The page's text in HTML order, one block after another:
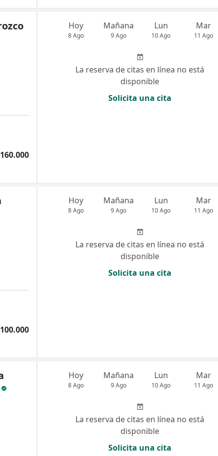
Hoy
8 Ago
Mañana
9 Ago
Lun
10 Ago
Mar
11 Ago
La reserva de citas en línea no está
disponible
Solicita una cita
Hoy
8 Ago
Mañana
9 Ago
Lun
10 Ago
Mar
11 Ago
La reserva de citas en línea no está
disponible
Solicita una cita
Hoy
8 Ago
Mañana
9 Ago
Lun
10 Ago
Mar
11 Ago
La reserva de citas en línea no está
disponible
Solicita una cita